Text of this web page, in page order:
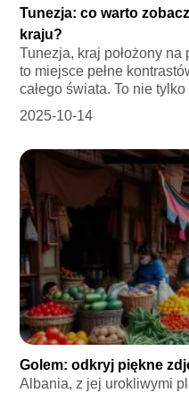
Tunezja: co warto
kraju?
Tunezja, kraj położony na
to miejsce pełne
całego świata. To nie
2025-10-14
Golem: odkryj piękne
Albania, z jej urokliwymi